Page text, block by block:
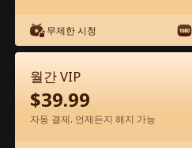
무제한 시청
월간 VIP
$39.99
자동 결제. 언제든지 해지 가능